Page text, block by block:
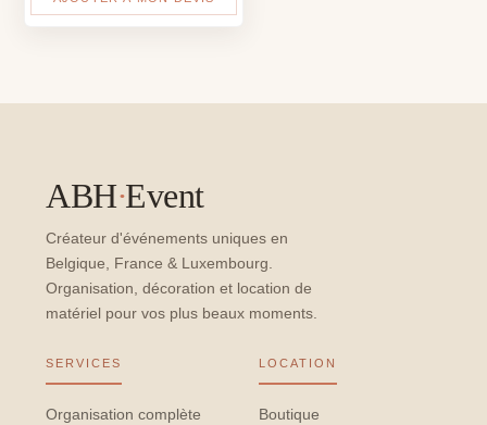
ABH·Event
Créateur d'événements uniques en
Belgique, France & Luxembourg.
Organisation, décoration et location de
matériel pour vos plus beaux moments.
SERVICES
Organisation complète
LOCATION
Boutique